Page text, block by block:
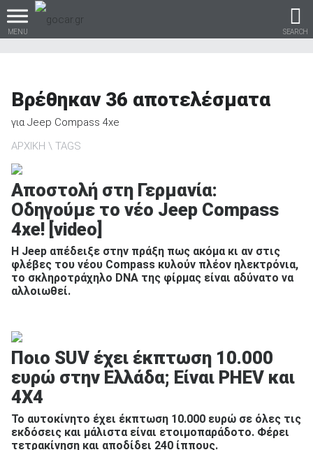
MENU SEARCH
Βρες τα πάντα για το
βρες το!
Καινούρια
ΑΝΑΖΗΤΗΣΗ
Μεταχειρισμένα
Βρέθηκαν 36 αποτελέσματα
για Jeep Compass 4xe
ΑΡΧΙΚΗ
TAGS
Αποστολή στη Γερμανία:
Οδηγούμε το νέο Jeep Compass
4xe! [video]
H Jeep απέδειξε στην πράξη πως ακόμα κι αν στις
φλέβες του νέου Compass κυλούν πλέον ηλεκτρόνια,
το σκληροτράχηλο DNA της φίρμας είναι αδύνατο να
αλλοιωθεί.
Ποιο SUV έχει έκπτωση 10.000
ευρώ στην Ελλάδα; Είναι PHEV και
4X4
Το αυτοκίνητο έχει έκπτωση 10.000 ευρώ σε όλες τις
εκδόσεις και μάλιστα είναι ετοιμοπαράδοτο. Φέρει
τετρακίνηση και αποδίδει 240 ίππους.